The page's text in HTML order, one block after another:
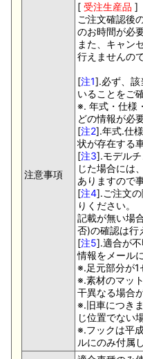
注意事項
[ 受注生産品 ]
ご注文確認後
のお時間が必
また、キャン
行えませんの
[注1].必ず、該
いることをご
※. 年式・仕様
どの情報が必
[注2].年式.仕
状が存在する
[注3].モデル
じた場合には
ありますので
[注4].ご注文
りください。
記載が無い場
否)の確認は行
[注5].適合が
情報をメール
※.足元部分が1
※.素材のマッ
干異なる場合
※.旧車につき
じ位置でない
※.フックは平
ルにのみ付属